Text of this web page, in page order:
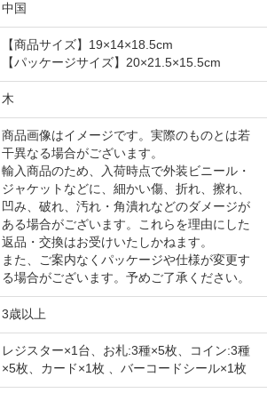
中国
【商品サイズ】19×14×18.5cm
【パッケージサイズ】20×21.5×15.5cm
木
商品画像はイメージです。実際のものとは若
干異なる場合がございます。
輸入商品のため、入荷時点で外装ビニール・
ジャケットなどに、細かい傷、折れ、擦れ、
凹み、破れ、汚れ・角潰れなどのダメージが
ある場合がございます。これらを理由にした
返品・交換はお受けいたしかねます。
また、ご案内なくパッケージや仕様が変更す
る場合がございます。予めご了承ください。
3歳以上
レジスター×1台、お札:3種×5枚、コイン:3種
×5枚、カード×1枚 、バーコードシール×1枚